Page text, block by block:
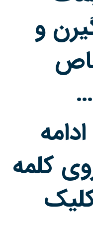
و
کلمه